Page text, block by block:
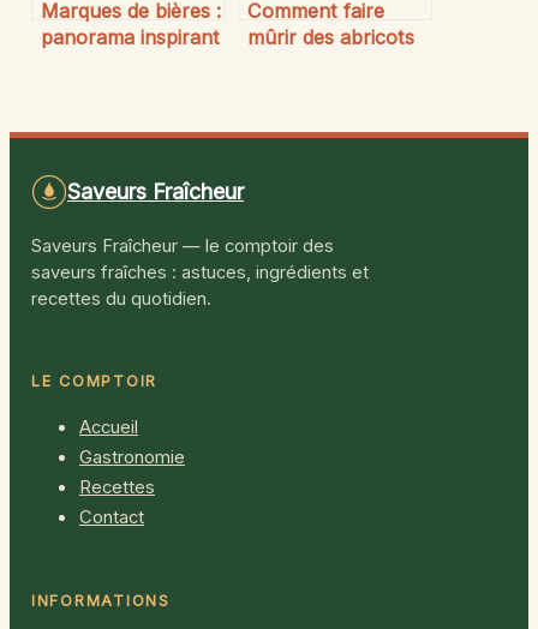
Marques de bières :
panorama inspirant
Comment faire
mûrir des abricots
Saveurs Fraîcheur
Saveurs Fraîcheur — le comptoir des
saveurs fraîches : astuces, ingrédients et
recettes du quotidien.
LE COMPTOIR
Accueil
Gastronomie
Recettes
Contact
INFORMATIONS